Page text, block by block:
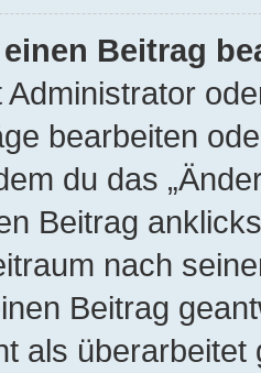
Beitrag
Administrator
bearbeiten
du das
Beitrag
nach
Beitrag
als